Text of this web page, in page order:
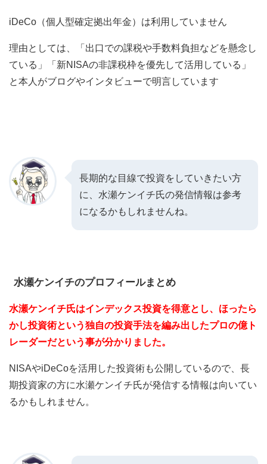
iDeCo（個人型確定拠出年金）は利用していません
理由としては、「出口での課税や手数料負担などを懸念し
ている」「新NISAの非課税枠を優先して活用している」
と本人がブログやインタビューで明言しています
長期的な目線で投資をしていきたい方
に、水瀬ケンイチ氏の発信情報は参考
になるかもしれませんね。
水瀬ケンイチのプロフィールまとめ
水瀬ケンイチ氏はインデックス投資を得意とし、ほったら
かし投資術という独自の投資手法を編み出したプロの億ト
レーダーだという事が分かりました。
NISAやiDeCoを活用した投資術も公開しているので、長
期投資家の方に水瀬ケンイチ氏が発信する情報は向いてい
るかもしれません。